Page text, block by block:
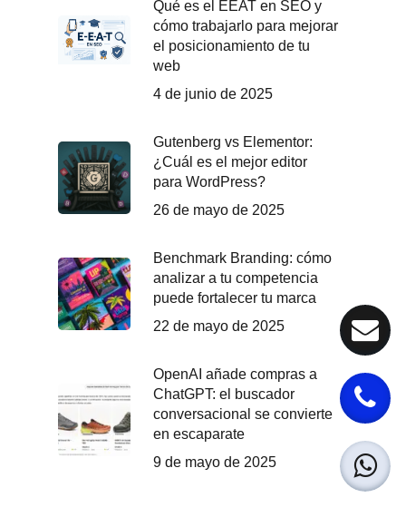
Qué es el EEAT en SEO y
cómo trabajarlo para mejorar
el posicionamiento de tu
web
4 de junio de 2025
Gutenberg vs Elementor:
¿Cuál es el mejor editor
para WordPress?
26 de mayo de 2025
Benchmark Branding: cómo
analizar a tu competencia
puede fortalecer tu marca
22 de mayo de 2025
OpenAI añade compras a
ChatGPT: el buscador
conversacional se convierte
en escaparate
9 de mayo de 2025